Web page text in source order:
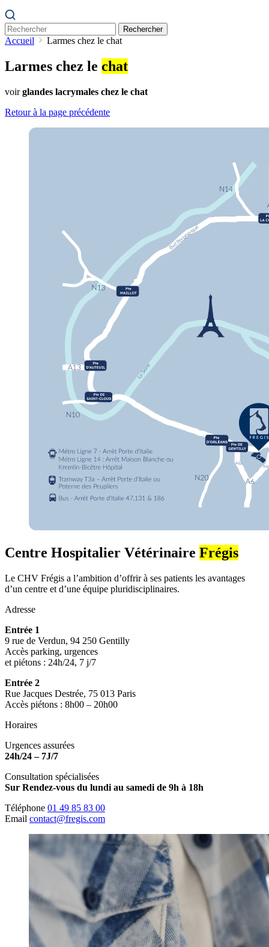
Rechercher
Accueil Larmes chez le chat
Larmes chez le chat
voirglandes lacrymales chez le chat
Retour à la page précédente
Centre Hospitalier Vétérinaire Frégis
Le CHV Frégis a l’ambition d’offrir à ses patients les avantages
d’un centre et d’une équipe pluridisciplinaires.
Adresse
Entrée 1
9 rue de Verdun, 94 250 Gentilly
Accès parking, urgences
et piétons : 24h/24, 7 j/7
Entrée 2
Rue Jacques Destrée, 75 013 Paris
Accès piétons : 8h00 – 20h00
Horaires
Urgences assurées
24h/24 – 7J/7
Consultation spécialisées
Sur Rendez-vous du lundi au samedi de 9h à 18h
Téléphone 01 49 85 83 00
Email contact@fregis.com